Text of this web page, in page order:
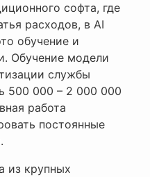
софта, где
расходов, в AI
обучение и
Обучение модели
службы
500 000 – 2 000 000
работа
постоянные
из крупных